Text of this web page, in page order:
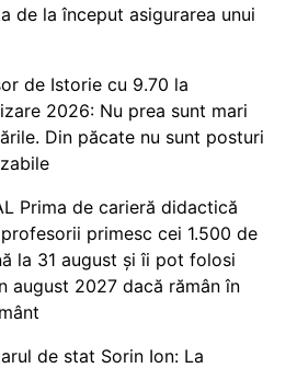
de la început asigurarea unui
de Istorie cu 9.70 la
2026: Nu prea sunt mari
Din păcate nu sunt posturi
Prima de carieră didactică
primesc cei 1.500 de
la 31 august și îi pot folosi
august 2027 dacă rămân în
de stat Sorin Ion: La